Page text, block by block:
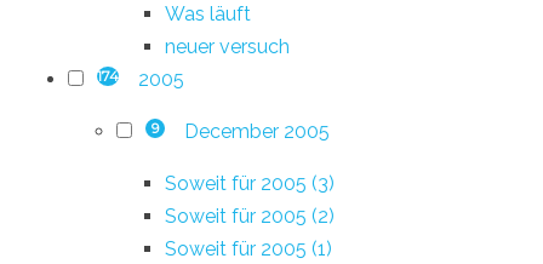
Was läuft
neuer versuch
174 2005
9 December 2005
Soweit für 2005 (3)
Soweit für 2005 (2)
Soweit für 2005 (1)